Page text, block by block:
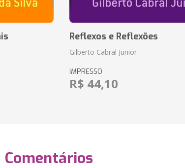
Reflexos e Reflexões
Gilberto Cabral Junior
IMPRESSO
R$ 44,10
Comentários